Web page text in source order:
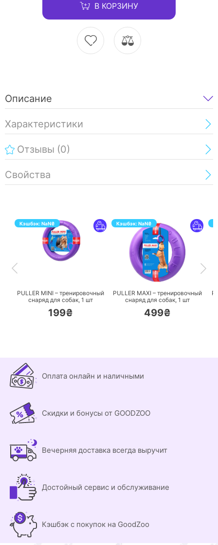
В КОРЗИНУ
Описание
Характеристики
Отзывы (0)
Свойства
Кэшбэк:NaN₴
PULLER MINI – тренировочный
снаряд для собак, 1 шт
199₴
Кэшбэк:NaN₴
ПЕРЕЙТИ
PULLER MAXI – тренировочный
снаряд для собак, 1 шт
499₴
Оплата онлайн и наличными
Скидки и бонусы от GOODZOO
Вечерняя доставка всегда выручит
Достойный сервис и обслуживание
Кэшбэк с покупок на GoodZoo